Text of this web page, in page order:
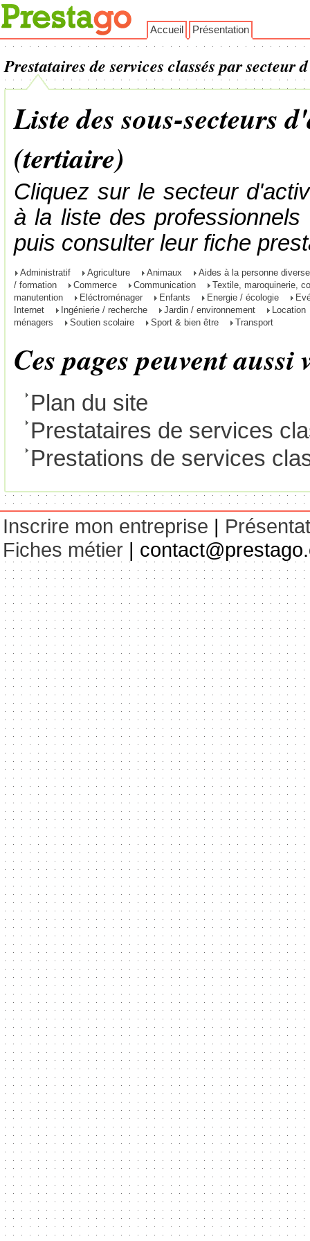
Accueil Présentation
Prestataires de services classés par secteur
Liste des sous-secteurs
(tertiaire)
Cliquez sur le secteur
à la liste des
puis consulter leur fiche
Administratif Agriculture Animaux
Aides à la personne
/ formation
Commerce Communication
Textile, maroquinerie,
manutention
Eléctroménager Enfants Energie / écologie
Internet
Ingénierie / recherche Jardin / environnement
Location
ménagers
Soutien scolaire Sport & bien être Transport
Ces pages peuvent aussi
Plan du site
Prestataires de services
Prestations de services
Inscrire mon entreprise |
Fiches métier |